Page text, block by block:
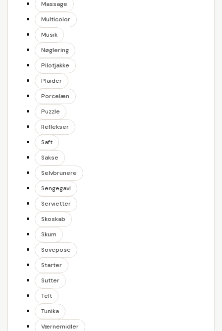
Massage
Multicolor
Musik
Nøglering
Pilotjakke
Plaider
Porcelæn
Puzzle
Reflekser
Saft
Sakse
Selvbrunere
Sengegavl
Servietter
Skoskab
Skum
Sovepose
Starter
Sutter
Telt
Tunika
Værnemidler